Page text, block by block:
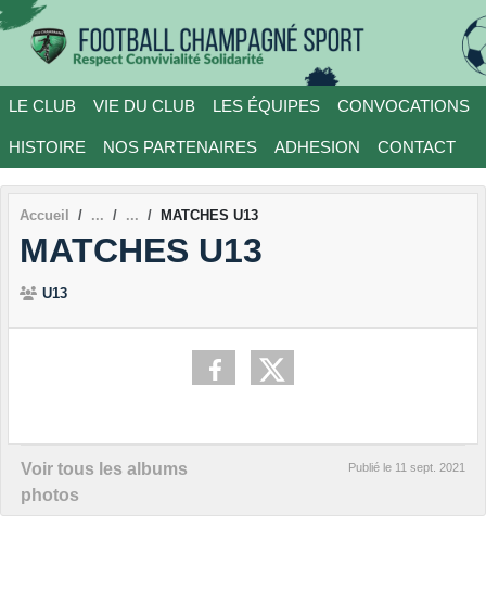
LE CLUB VIE DU CLUB LES ÉQUIPES CONVOCATIONS
HISTOIRE NOS PARTENAIRES ADHESION CONTACT
Accueil MATCHES U13
MATCHES U13
U13
Voir tous les albums
photos
Publié le 11 sept. 2021
Panneau de gestion des cookies